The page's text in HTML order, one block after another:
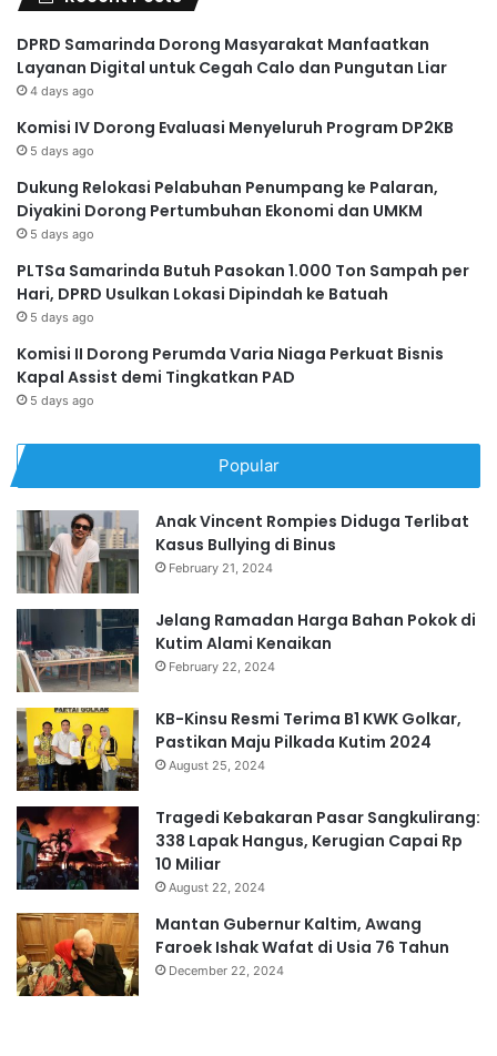
DPRD Samarinda Dorong Masyarakat Manfaatkan
Layanan Digital untuk Cegah Calo dan Pungutan Liar
4 days ago
Komisi IV Dorong Evaluasi Menyeluruh Program DP2KB
5 days ago
Dukung Relokasi Pelabuhan Penumpang ke Palaran,
Diyakini Dorong Pertumbuhan Ekonomi dan UMKM
5 days ago
PLTSa Samarinda Butuh Pasokan 1.000 Ton Sampah per
Hari, DPRD Usulkan Lokasi Dipindah ke Batuah
5 days ago
Komisi II Dorong Perumda Varia Niaga Perkuat Bisnis
Kapal Assist demi Tingkatkan PAD
5 days ago
Popular
Anak Vincent Rompies Diduga Terlibat
Kasus Bullying di Binus
February 21, 2024
Jelang Ramadan Harga Bahan Pokok di
Kutim Alami Kenaikan
February 22, 2024
KB-Kinsu Resmi Terima B1 KWK Golkar,
Pastikan Maju Pilkada Kutim 2024
August 25, 2024
Tragedi Kebakaran Pasar Sangkulirang:
338 Lapak Hangus, Kerugian Capai Rp
10 Miliar
August 22, 2024
Mantan Gubernur Kaltim, Awang
Faroek Ishak Wafat di Usia 76 Tahun
December 22, 2024